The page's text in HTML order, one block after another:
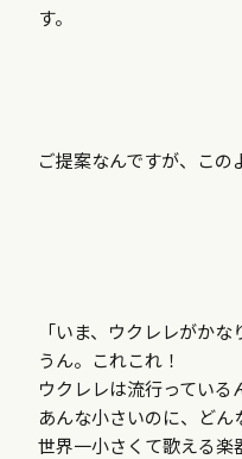
す。
ご提案なんですが、この
「いま、ウクレレがか
うん。これこれ！
ウクレレは流行っている
あんな小さいのに、どん
世界一小さくて歌える楽